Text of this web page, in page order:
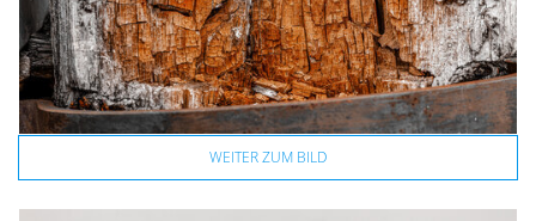
WEITER ZUM BILD